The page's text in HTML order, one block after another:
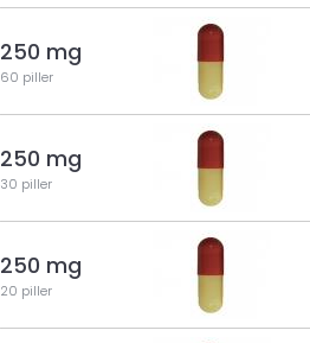
250 mg
60 piller
250 mg
30 piller
250 mg
20 piller